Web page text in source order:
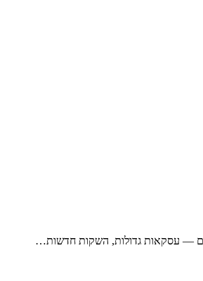
— עסקאות גדולות, השקות חדשות…